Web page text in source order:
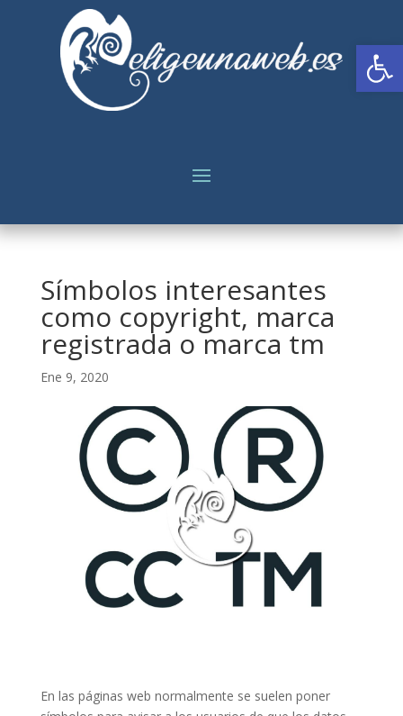
Símbolos interesantes
como copyright, marca
registrada o marca tm
Ene 9, 2020
En las páginas web normalmente se suelen poner